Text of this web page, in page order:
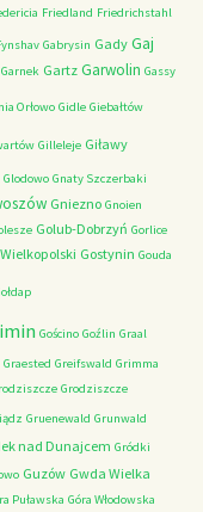
Friedland Friedrichstahl
Gabrysin Gady Gaj
Garnek Gartz Garwolin Gassy
Orłowo Gidle Giebałtów
Gilleleje Giławy
Glodowo Gnaty Szczerbaki
Gniezno Gnoien
Golub-Dobrzyń Gorlice
Gostynin Gouda
Gościno Goźlin Graal
Graested Greifswald Grimma
Grodziszcze
Gruenewald Grunwald
nad Dunajcem Gródki
Guzów Gwda Wielka
Puławska Góra Włodowska